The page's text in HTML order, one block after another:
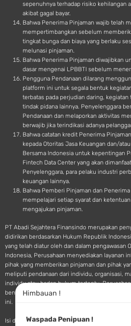
sepenuhnya terhadap risiko kehilangan
akibat gagal bayar.
Bahwa Penerima Pinjaman wajib telah
mempertimbangkan sebelum
tingkat bunga dan biaya yang berlaku
melunasi pinjaman.
Bahwa Penerima Pinjaman diwajibkan
dasar mengenai LPBBTI sebelum
Pengguna Pendanaan dilarang
platform ini untuk segala bentuk
terbatas pada perjudian daring,
tindak pidana lainnya. Penyelenggara
Pendanaan dan melaporkan aktivitas
berwajib jika terindikasi adanya
Bahwa catatan kredit Penerima
kepada Otoritas Jasa Keuangan dan/
Bersama Indonesia untuk kepentingan
Fintech Data Center yang akan
Penyelenggara, para pelaku industri
keuangan lainnya.
Bahwa Pemberi Pinjaman dan
mempelajari setiap syarat dan
mengajukan pinjaman.
PT Abadi Sejahtera Finansindo merupakan
didirikan berdasarkan Hukum Republik
yang telah diatur oleh dan dalam pengawasan
Indonesia, Perusahaan menyediakan layanan
pihak yang memberikan pinjaman dan pihak
meliputi pendanaan dari individu, organisasi,
individu atau badan hukum tertentu.
bentuk saran atau rekomendasi pendanaan
ini.
Isi dan materi yang tersedia pada situs SINGA
Himbauan !
Waspada Penipuan !